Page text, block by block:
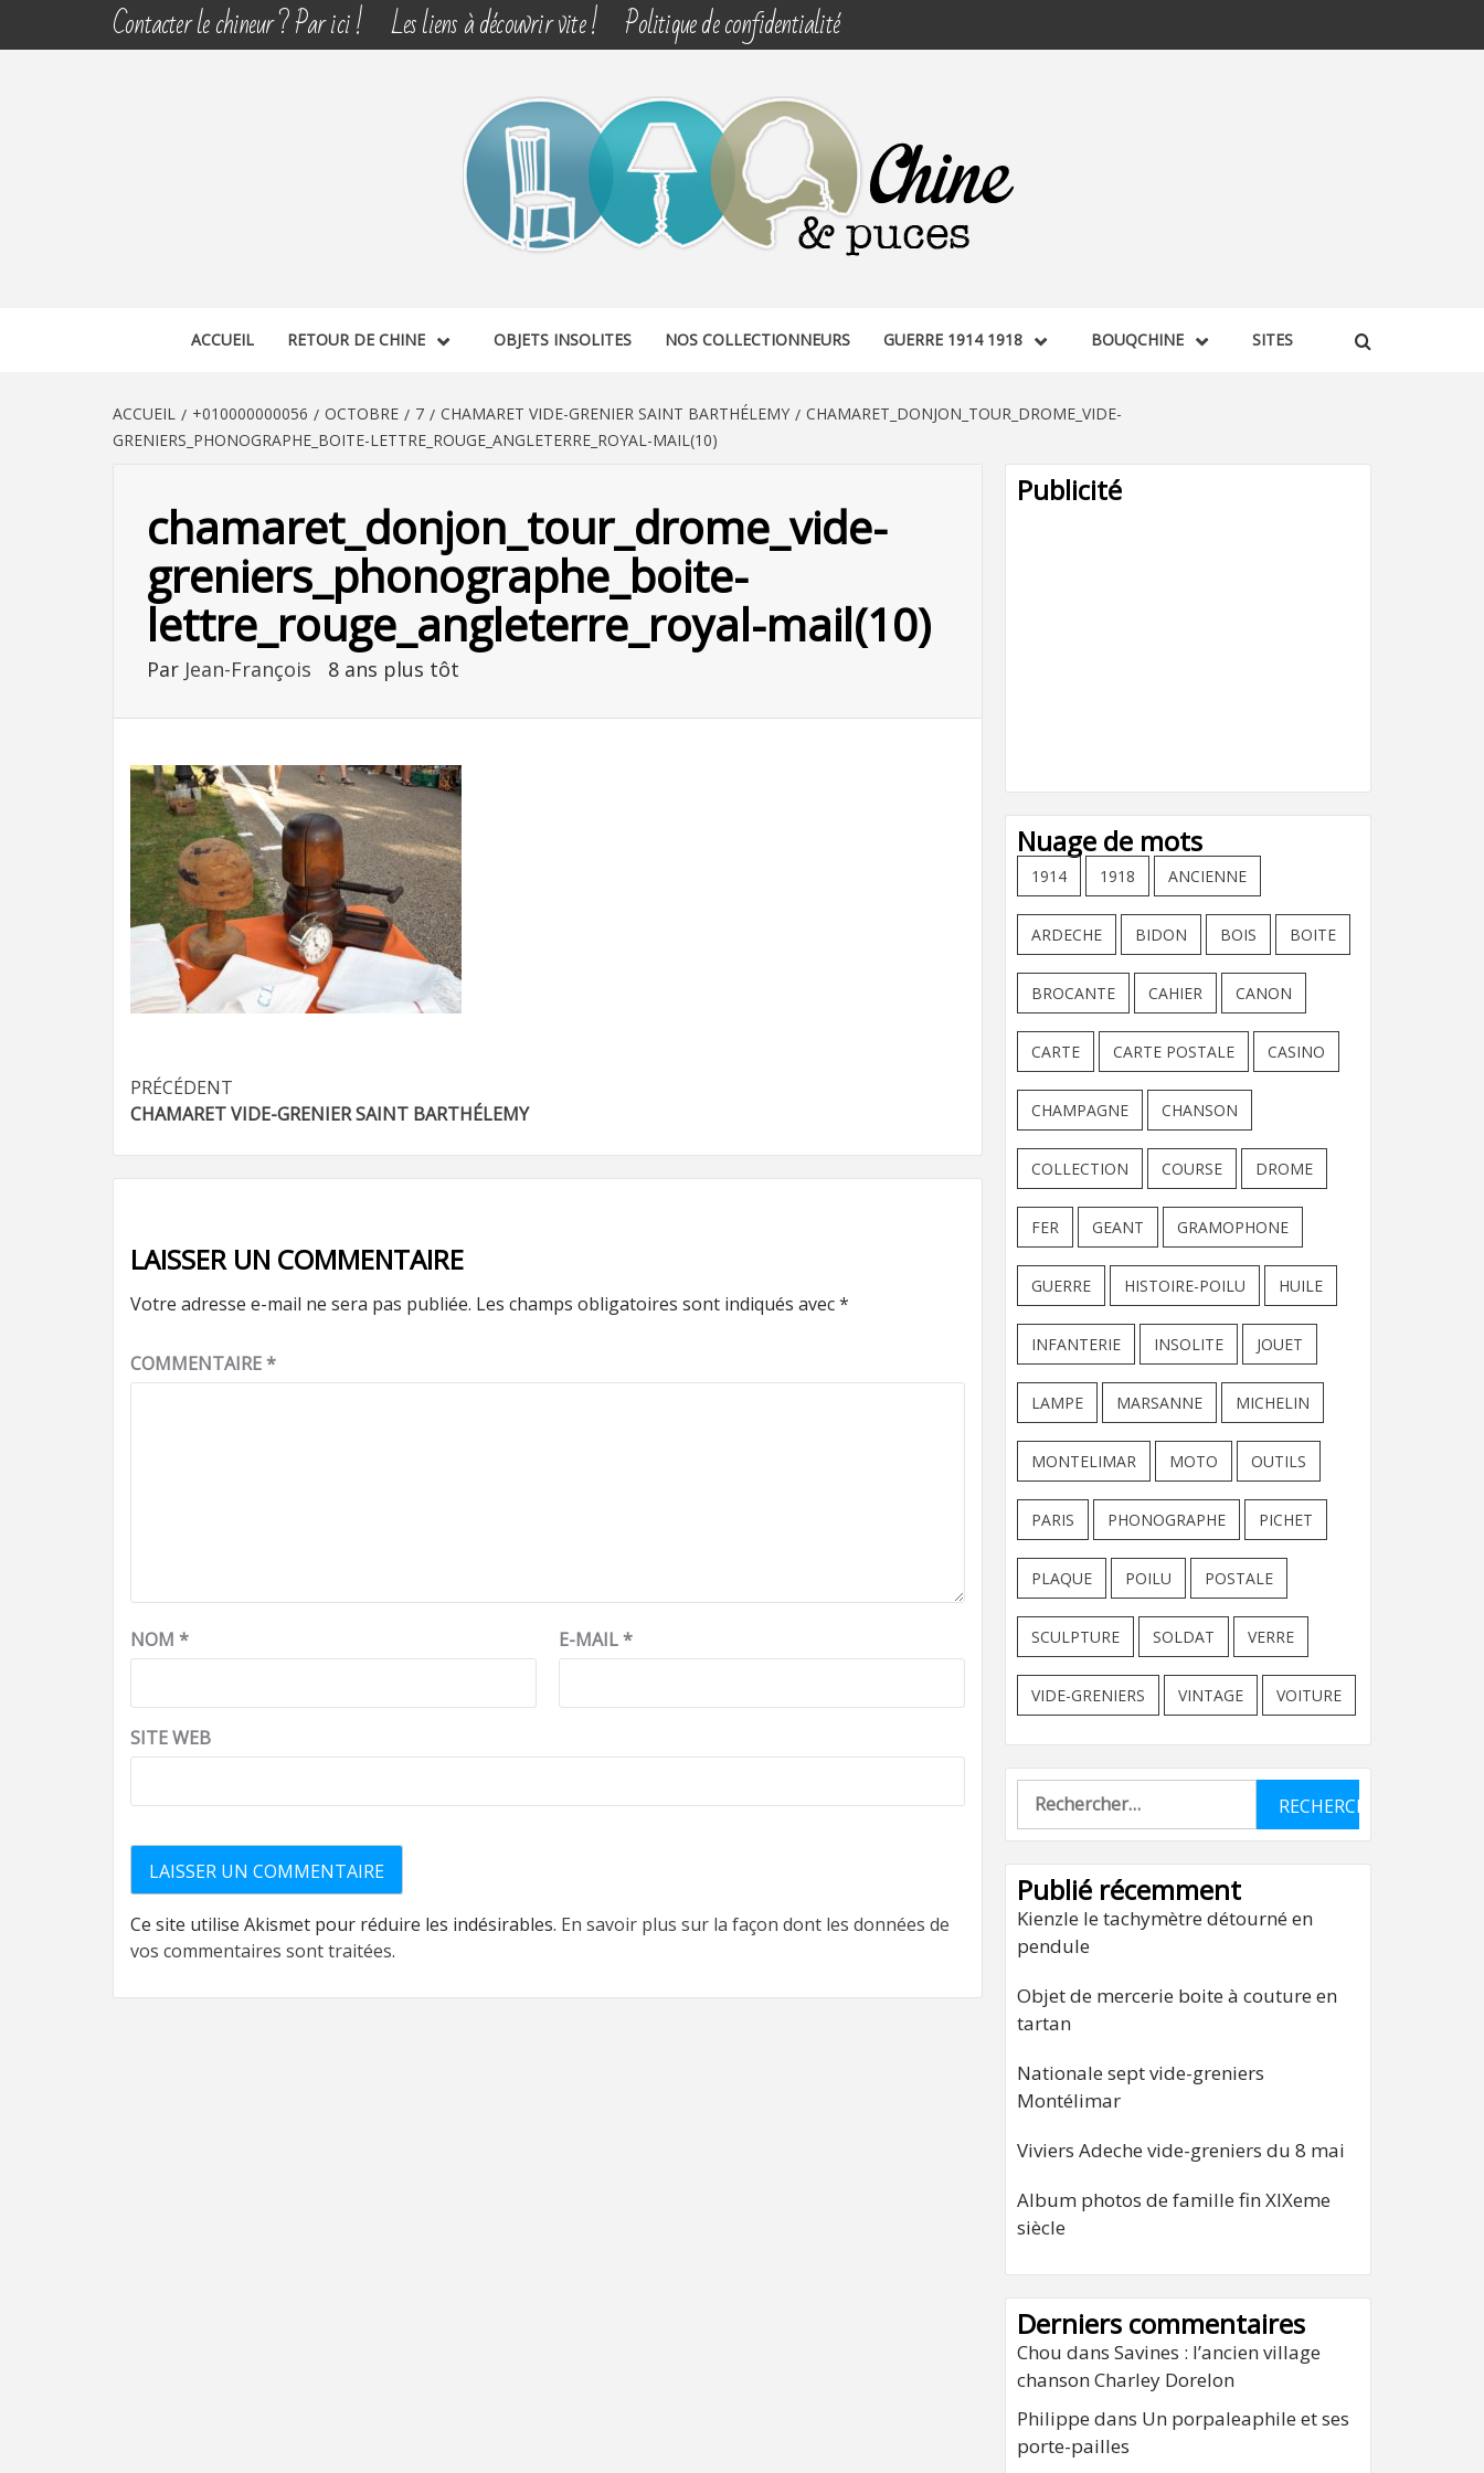
Contacter le chineur ? Par ici ! Les liens à découvrir vite ! Politique de confidentialité
CHINE & PUCES
ACCUEIL RETOUR DE CHINE OBJETS INSOLITES NOS COLLECTIONNEURS GUERRE 1914 1918 BOUQCHINE SITES
ACCUEIL +010000000056 OCTOBRE 7 CHAMARET VIDE-GRENIER SAINT BARTHÉLEMY
CHAMARET_DONJON_TOUR_DROME_VIDE-
GRENIERS_PHONOGRAPHE_BOITE-LETTRE_ROUGE_ANGLETERRE_ROYAL-MAIL(10)
chamaret_donjon_tour_drome_vide-
greniers_phonographe_boite-
lettre_rouge_angleterre_royal-mail(10)
Par Jean-François 8 ans plus tôt
Navigation
d’article
PRÉCÉDENT
CHAMARET VIDE-GRENIER SAINT BARTHÉLEMY
LAISSER UN COMMENTAIRE
Votre adresse e-mail ne sera pas publiée. Les champs obligatoires sont indiqués avec*
COMMENTAIRE*
NOM * E-MAIL*
SITE WEB
Ce site utilise Akismet pour réduire les indésirables. En savoir plus sur la façon dont les données de
vos commentaires sont traitées.
Publicité
Nuage de mots
1914 1918 ANCIENNE
ARDECHE BIDON BOIS BOITE
BROCANTE CAHIER CANON
CARTE CARTE POSTALE CASINO
CHAMPAGNE CHANSON
COLLECTION COURSE DROME
FER GEANT GRAMOPHONE
GUERRE HISTOIRE-POILU HUILE
INFANTERIE INSOLITE JOUET
LAMPE MARSANNE MICHELIN
MONTELIMAR MOTO OUTILS
PARIS PHONOGRAPHE PICHET
PLAQUE POILU POSTALE
SCULPTURE SOLDAT VERRE
VIDE-GRENIERS VINTAGE VOITURE
Rechercher :
Publié récemment
Kienzle le tachymètre détourné en
pendule
Objet de mercerie boite à couture en
tartan
Nationale sept vide-greniers
Montélimar
Viviers Adeche vide-greniers du 8 mai
Album photos de famille fin XIXeme
siècle
Derniers commentaires
Chou dans Savines : l’ancien village
chanson Charley Dorelon
Philippe dans Un porpaleaphile et ses
porte-pailles